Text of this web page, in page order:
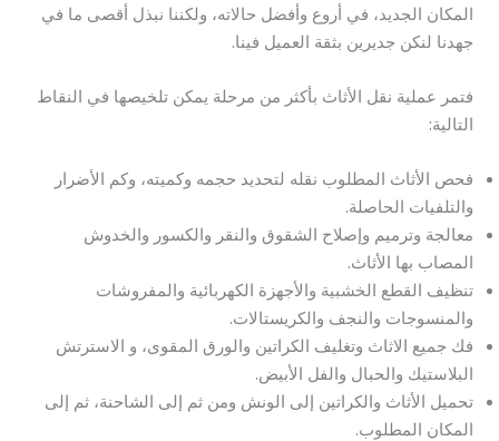
المكان الجديد، في أروع وأفضل حالاته، ولكننا نبذل أقصى ما في
جهدنا لنكن جديرين بثقة العميل فينا.
فتمر عملية نقل الأثاث بأكثر من مرحلة يمكن تلخيصها في النقاط
التالية:
فحص الأثاث المطلوب نقله لتحديد حجمه وكميته، وكم الأضرار
والتلفيات الحاصلة.
معالجة وترميم وإصلاح الشقوق والنقر والكسور والخدوش
المصاب بها الأثاث.
تنظيف القطع الخشبية والأجهزة الكهربائية والمفروشات
والمنسوجات والنجف والكريستالات.
فك جميع الاثاث وتغليف الكراتين والورق المقوى، و الاسترتش
البلاستيك والحبال والفل الأبيض.
تحميل الأثاث والكراتين إلى الونش ومن ثم إلى الشاحنة، ثم إلى
المكان المطلوب.